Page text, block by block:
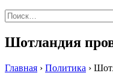
Найти:
Шотландия
Главная › Политика ›